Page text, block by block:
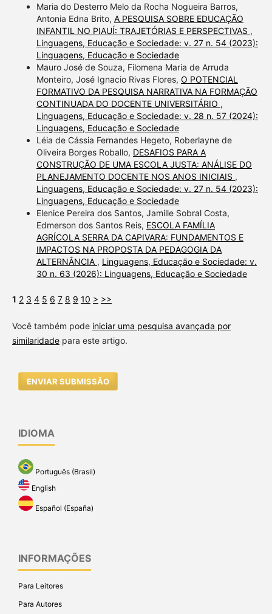
Maria do Desterro Melo da Rocha Nogueira Barros,
Antonia Edna Brito, A PESQUISA SOBRE EDUCAÇÃO
INFANTIL NO PIAUÍ: TRAJETÓRIAS E PERSPECTIVAS ,
Linguagens, Educação e Sociedade: v. 27 n. 54 (2023):
Linguagens, Educação e Sociedade
Mauro José de Souza, Filomena Maria de Arruda
Monteiro, José Ignacio Rivas Flores, O POTENCIAL
FORMATIVO DA PESQUISA NARRATIVA NA FORMAÇÃO
CONTINUADA DO DOCENTE UNIVERSITÁRIO ,
Linguagens, Educação e Sociedade: v. 28 n. 57 (2024):
Linguagens, Educação e Sociedade
Léia de Cássia Fernandes Hegeto, Roberlayne de
Oliveira Borges Roballo, DESAFIOS PARA A
CONSTRUÇÃO DE UMA ESCOLA JUSTA: ANÁLISE DO
PLANEJAMENTO DOCENTE NOS ANOS INICIAIS ,
Linguagens, Educação e Sociedade: v. 27 n. 54 (2023):
Linguagens, Educação e Sociedade
Elenice Pereira dos Santos, Jamille Sobral Costa,
Edmerson dos Santos Reis, ESCOLA FAMÍLIA
AGRÍCOLA SERRA DA CAPIVARA: FUNDAMENTOS E
IMPACTOS NA PROPOSTA DA PEDAGOGIA DA
ALTERNÂNCIA , Linguagens, Educação e Sociedade: v.
30 n. 63 (2026): Linguagens, Educação e Sociedade
1 2 3 4 5 6 7 8 9 10 > >>
Você também pode iniciar uma pesquisa avançada por
similaridadepara este artigo.
ENVIAR SUBMISSÃO
IDIOMA
Português (Brasil)
English
Español (España)
INFORMAÇÕES
Para Leitores
Para Autores